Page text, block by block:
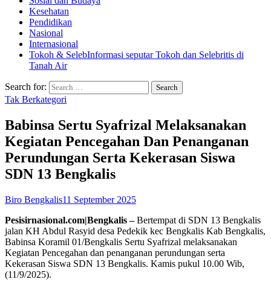
Kesehatan
Pendidikan
Nasional
Internasional
Tokoh & SelebInformasi seputar Tokoh dan Selebritis di
Tanah Air
Search for:
Tak Berkategori
Babinsa Sertu Syafrizal Melaksanakan
Kegiatan Pencegahan Dan Penanganan
Perundungan Serta Kekerasan Siswa
SDN 13 Bengkalis
Biro Bengkalis11 September 2025
Pesisirnasional.com|Bengkalis –Bertempat di SDN 13 Bengkalis
jalan KH Abdul Rasyid desa Pedekik kec Bengkalis Kab Bengkalis,
Babinsa Koramil 01/Bengkalis Sertu Syafrizal melaksanakan
Kegiatan Pencegahan dan penanganan perundungan serta
Kekerasan Siswa SDN 13 Bengkalis. Kamis pukul 10.00 Wib,
(11/9/2025).